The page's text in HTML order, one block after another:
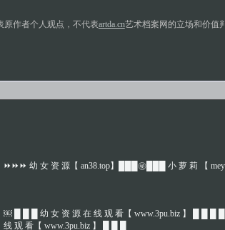
原作者个人观点，不代表artda.cn艺术档案网的立场和价值
⏩⏩⏩ 幼 女 资 源【 an38.top】███㊙️███ 小 萝 莉 【
￼ █ █ █ 幼 女 资 源 在 线 观 看【 www.3pu.biz 】 █ █ █
线 观 看【 www.3pu.biz 】 █ █ █